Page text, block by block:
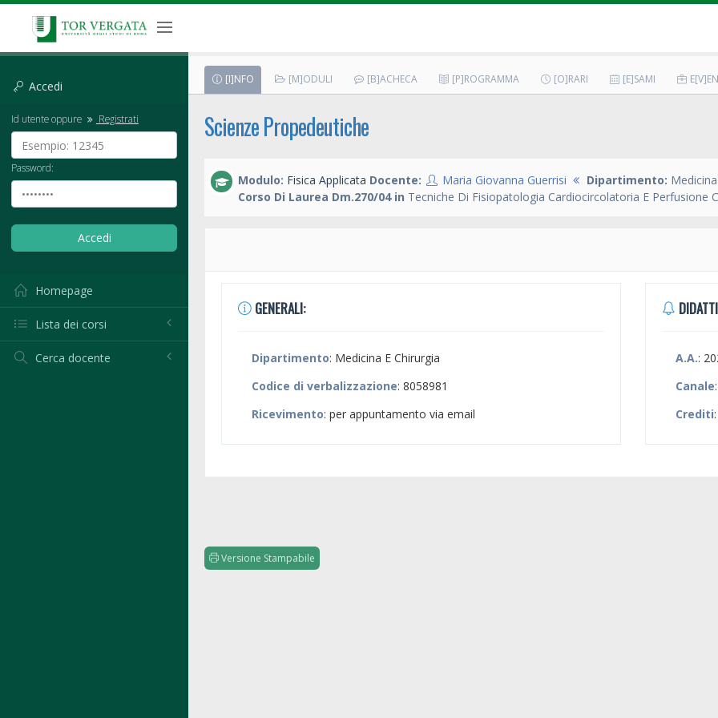
Accedi
Id utente oppure Registrati
Password:
Homepage
Lista dei corsi
Cerca docente
[I]NFO [M]ODULI [B]ACHECA [P]ROGRAMMA [O]RARI [E]SAMI
Scienze Propedeutiche
Modulo: Fisica Applicata Docente: Maria Giovanna Guerrisi Dipartimento:
Corso Di Laurea Dm.270/04 in Tecniche Di Fisiopatologia Cardiocircolatoria E Perfusione
GENERALI:
Dipartimento: Medicina E Chirurgia
Codice di verbalizzazione: 8058981
Ricevimento: per appuntamento via email
A.A.:
Canale
Crediti
Versione Stampabile